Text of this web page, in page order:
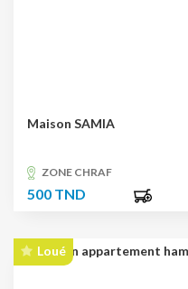
Maison SAMIA
ZONE CHRAF
500 TND
Loué